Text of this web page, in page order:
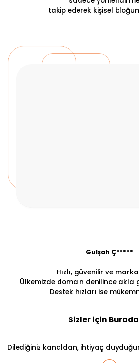
takip ederek kişisel
Gülşah Ç*****
Hızlı, güvenilir ve
Ülkemizde domain denilince akla
Destek hızları ise
Sizler için
Dilediğiniz kanaldan, ihtiyaç